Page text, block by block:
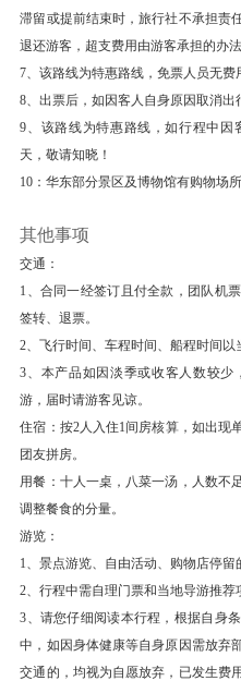
在陈嘉庚先生亲自指
于一炉，体现了典型
是高大壮观的校舍堂
榭，无一不是琉璃盖
细细看去，却又各
为“嘉庚风格”。尤其
或凌空欲飞，极富个
【集美鳌园】 (鳌园
于福建省厦门的集美
廊、集美解放纪念碑
进入园内就是一条长
着40幅古今历史人
像，许多人物千姿百
怒、哀、乐的各种表
高举的干戈，细如笔
迹。
后乘动车返深圳北，
餐饮
早餐：有
中餐：有
滞留或提前结束时，旅行社不承担责
退还游客，超支费用由游客承担的办法
7、该路线为特惠路线，免票人员无费
8、出票后，如因客人自身原因取消出
9、该路线为特惠路线，如行程中因
天，敬请知晓！
10：华东部分景区及博物馆有购物场
其他事项
交通：
1、合同一经签订且付全款，团队机
签转、退票。
2、飞行时间、车程时间、船程时间以
3、本产品如因淡季或收客人数较少
游，届时请游客见谅。
住宿：按2人入住1间房核算，如出现
团友拼房。
用餐：十人一桌，八菜一汤，人数不
调整餐食的分量。
游览：
1、景点游览、自由活动、购物店停留
2、行程中需自理门票和当地导游推荐
3、请您仔细阅读本行程，根据自身
中，如因身体健康等自身原因需放弃
交通的，均视为自愿放弃，已发生费